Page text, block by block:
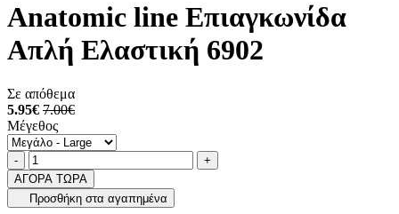
Anatomic line Επιαγκωνίδα
Απλή Ελαστική 6902
Σε απόθεμα
5.95€ 7.00€
Μέγεθος
Ποσότητα
-product.increase.quantity +
ΑΓΟΡΑ ΤΩΡΑ
Προσθήκη στα αγαπημένα